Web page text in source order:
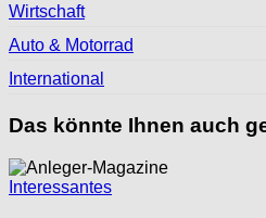
Wirtschaft
Auto & Motorrad
International
Das könnte Ihnen auch
Interessantes